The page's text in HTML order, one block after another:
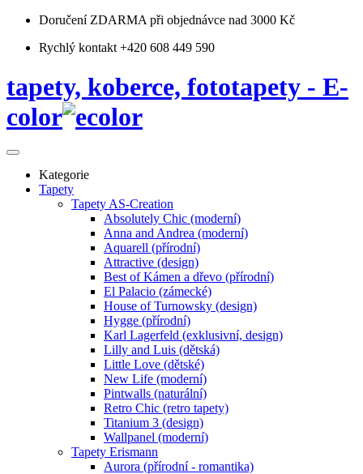
Doručení ZDARMA při objednávce nad 3000 Kč
Rychlý kontakt +420 608 449 590
tapety, koberce, fototapety - E-
color
Kategorie
Tapety
Tapety AS-Creation
Absolutely Chic (moderní)
Anna and Andrea (moderní)
Aquarell (přírodní)
Attractive (design)
Best of Kámen a dřevo (přírodní)
El Palacio (zámecké)
House of Turnowsky (design)
Hygge (přírodní)
Karl Lagerfeld (exklusivní, design)
Lilly and Luis (dětská)
Little Love (dětské)
New Life (moderní)
Pintwalls (naturální)
Retro Chic (retro tapety)
Titanium 3 (design)
Wallpanel (moderní)
Tapety Erismann
Aurora (přírodní - romantika)